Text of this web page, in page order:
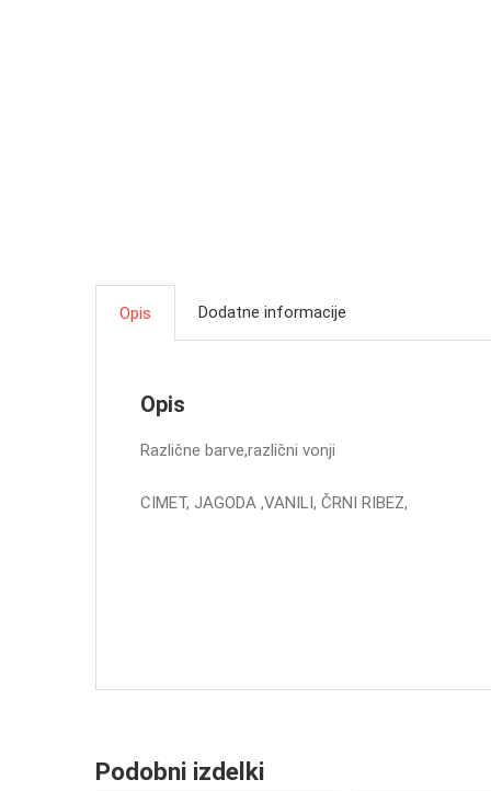
Opis Dodatne informacije
Opis
Različne barve,različni vonji
CIMET, JAGODA ,VANILI, ČRNI RIBEZ,
Podobni izdelki